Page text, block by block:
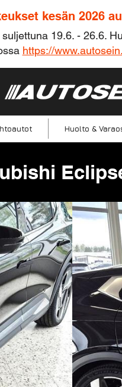
kesän 2026
19.6. - 26.6.
https://
Huolto &